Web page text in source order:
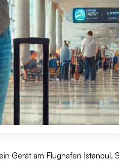
Gerät am Flughafen Istanbul,